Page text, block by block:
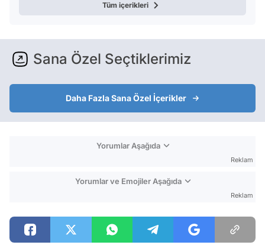
Tüm içerikleri
Sana Özel Seçtiklerimiz
Daha Fazla Sana Özel İçerikler
Yorumlar Aşağıda
Reklam
Yorumlar ve Emojiler Aşağıda
Reklam